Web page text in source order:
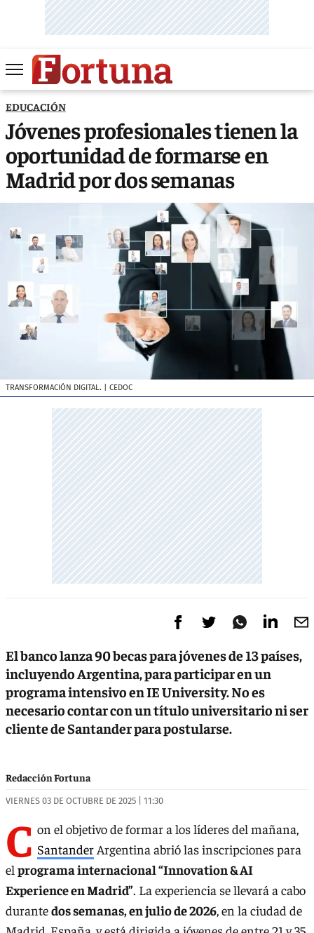
EDUCACIÓN
Jóvenes profesionales tienen la
oportunidad de formarse en
Madrid por dos semanas
TRANSFORMACIÓN DIGITAL. | CEDOC
El banco lanza 90 becas para jóvenes de 13 países,
incluyendo Argentina, para participar en un
programa intensivo en IE University. No es
necesario contar con un título universitario ni ser
cliente de Santander para postularse.
Redacción Fortuna
VIERNES 03 DE OCTUBRE DE 2025 | 11:30
C on el objetivo de formar a los líderes del mañana,
Santander Argentina abrió las inscripciones para
el programa internacional “Innovation & AI
Experience en Madrid”. La experiencia se llevará a cabo
durantedos semanas, en julio de 2026, en la ciudad de